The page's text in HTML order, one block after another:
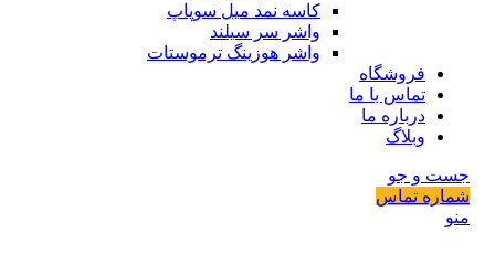
کاسه نمد میل سوپاپ
واشر سر سیلند
واشر هوزینگ ترموستات
فروشگاه
تماس با ما
درباره ما
وبلاگ
جست و جو
شماره تماس
منو